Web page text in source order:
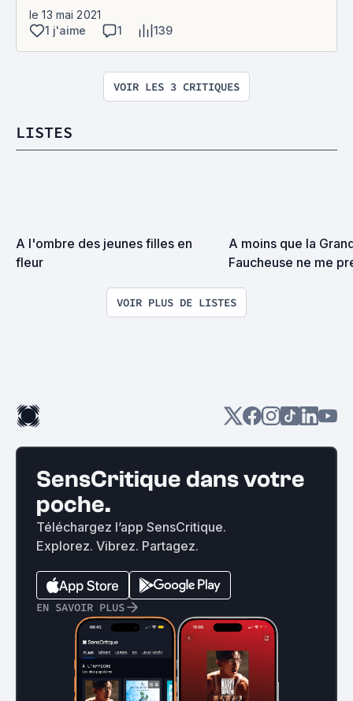
le 13 mai 2021
1 j'aime
1 139
VOIR LES 3 CRITIQUES
LISTES
A l'ombre des jeunes filles en
fleur
A moins que la
Faucheuse ne me
VOIR PLUS DE LISTES
SensCritique dans votre
poche.
Téléchargez l’app SensCritique.
Explorez. Vibrez. Partagez.
EN SAVOIR PLUS